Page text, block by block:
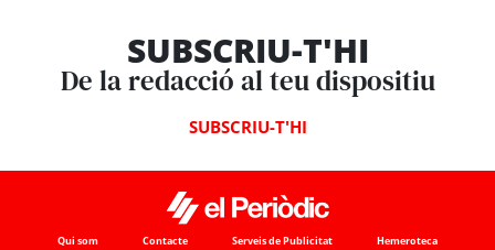
SUBSCRIU-T'HI
De la redacció al teu dispositiu
SUBSCRIU-T'HI
Qui som Contacte Serveis de Publicitat Hemeroteca